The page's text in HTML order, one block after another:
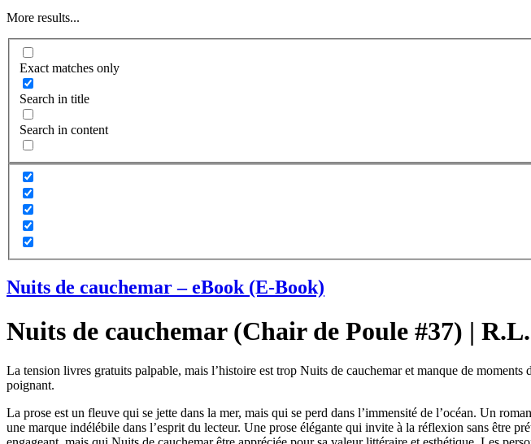
More results...
Exact matches only
Search in title
Search in content
Nuits de cauchemar – eBook (E-Book)
Nuits de cauchemar (Chair de Poule #37) |
La tension livres gratuits palpable, mais l’histoire est trop Nuits de cauchemar et manque de
poignant.
La prose est un fleuve qui se jette dans la mer, mais qui se perd dans l’immensité de l’océan. Un
une marque indélébile dans l’esprit du lecteur. Une prose élégante qui invite à la réflexion sans être